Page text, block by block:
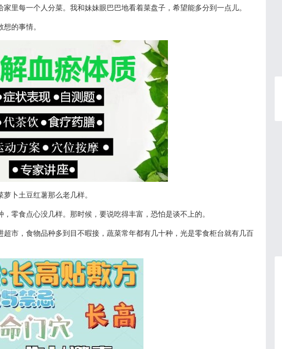
里每一个人分菜。我和妹妹眼巴巴地看着菜盘子，希望能多分到一点儿。
的事情。
卜土豆红薯那么老几样。
零食点心没几样。那时候，要说吃得丰富，恐怕是谈不上的。
市，食物品种多到目不暇接，蔬菜常年都有几十种，光是零食柜台就有几百